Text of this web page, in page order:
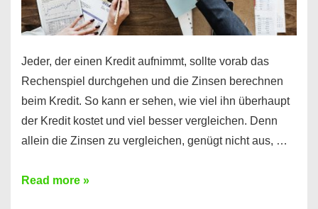
Jeder, der einen Kredit aufnimmt, sollte vorab das
Rechenspiel durchgehen und die Zinsen berechnen
beim Kredit. So kann er sehen, wie viel ihn überhaupt
der Kredit kostet und viel besser vergleichen. Denn
allein die Zinsen zu vergleichen, genügt nicht aus, …
Ganz
Read more »